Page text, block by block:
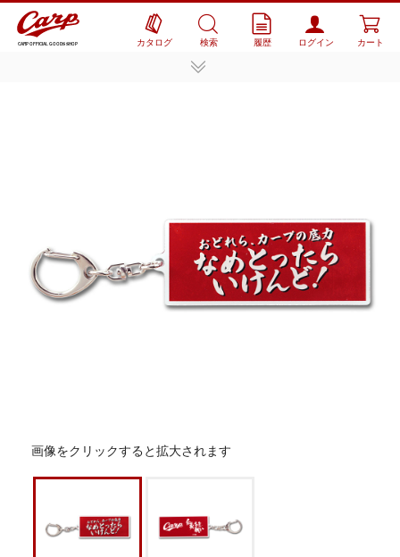
CARP OFFICIAL GOODS SHOP カタログ 検索 履歴 ログイン カート
画像をクリックすると拡大されます